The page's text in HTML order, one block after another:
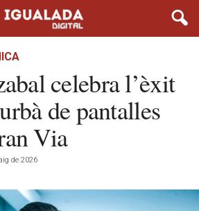
celebra l’èxit
de pantalles
Via
de 2026